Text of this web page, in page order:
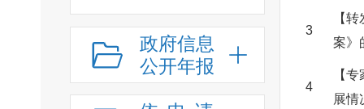
政府信息
公开年报
3
【
案》
4
【
展情